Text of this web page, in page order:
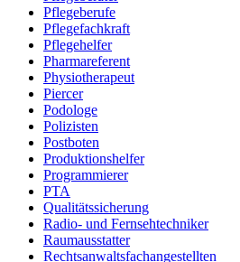
Pflegeberufe
Pflegefachkraft
Pflegehelfer
Pharmareferent
Physiotherapeut
Piercer
Podologe
Polizisten
Postboten
Produktionshelfer
Programmierer
PTA
Qualitätssicherung
Radio- und Fernsehtechniker
Raumausstatter
Rechtsanwaltsfachangestellten